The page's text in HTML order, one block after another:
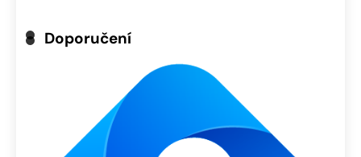
Doporučení